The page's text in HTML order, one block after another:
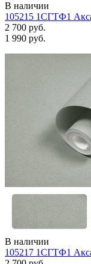
В наличии
105215 1СГТФ1
2 700 руб.
1 990 руб.
В наличии
105217 1СГТФ1